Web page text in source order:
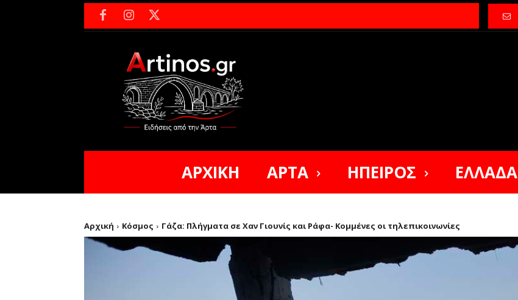
ΑΡΧΙΚΗ ΑΡΤΑ ΗΠΕΙΡΟΣ ΕΛΛΑΔΑ
Αρχική Κόσμος Γάζα: Πλήγματα σε Χαν Γιουνίς και Ράφα- Κομμένες οι τηλεπικοινωνίες